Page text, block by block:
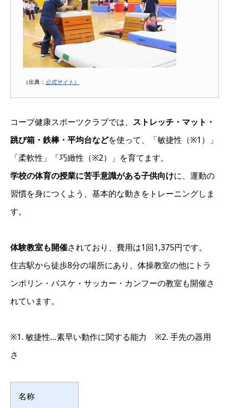
（出典： 公式サイト）
コープ健康スポーツクラブでは、 ストレッチ・マット・
跳び箱・鉄棒・平均台などを使って、「敏捷性（※1）」
「柔軟性」「巧緻性（※2）」を育てます。
学校の体育の授業に苦手意識がある子供向けに、運動の
習慣を身につくよう、基本的な動きをトレーニングしま
す。
体験教室も開催されており、費用は1回1,375円です。
住吉駅から徒歩8分の場所にあり、体操教室の他にトラ
ンポリン・バスケ・サッカー・カンフーの教室も開催さ
れています。
※1. 敏捷性…素早い動作に関する能力 ※2. 手先の器用
さ
名称